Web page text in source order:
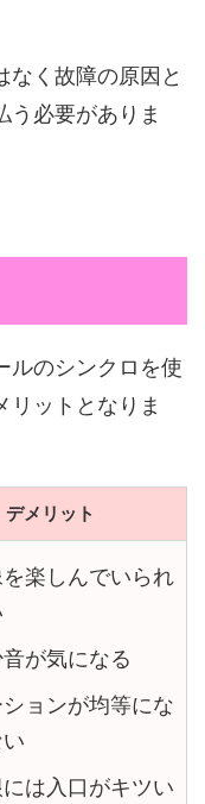
なく故障の原因と
う必要がありま
ルのシンクロを使
リットとなりま
デメリット
楽しんでいられ
が気になる
ションが均等にな
は入口がキツい